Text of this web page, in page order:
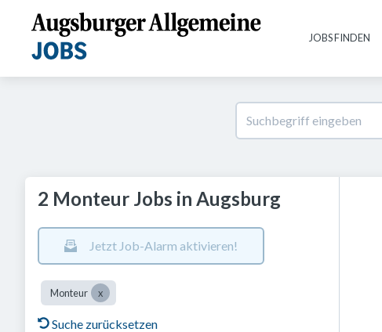
JOBS FINDEN
2 Monteur Jobs in Augsburg
Jetzt Job-Alarm aktivieren!
Monteur
Suche zurücksetzen